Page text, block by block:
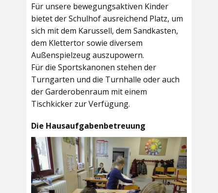
Für unsere bewegungsaktiven Kinder
bietet derSchulhofausreichend Platz, um
sich mit dem Karussell, dem Sandkasten,
dem Klettertor sowie diversem
Außenspielzeug auszupowern.
Für die Sportskanonen stehen der
Turngarten und die Turnhalle oder auch
derGarderobenraum mit einem
Tischkicker zur Verfügung.
Die Hausaufgabenbetreuung